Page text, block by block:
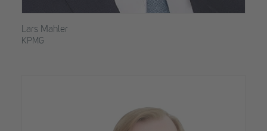
Lars Mahler
KPMG